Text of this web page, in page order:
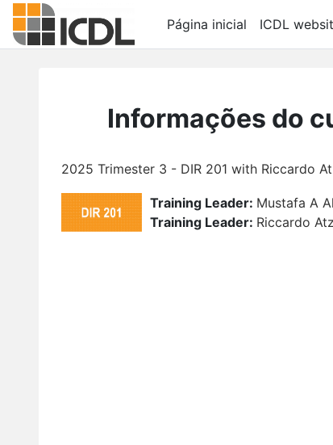
Ir para o conteúdo principal
Página inicial
ICDL
Informações do
2025 Trimester 3 - DIR 201 with Riccardo
Training Leader: Mustafa A
Training Leader: Riccardo